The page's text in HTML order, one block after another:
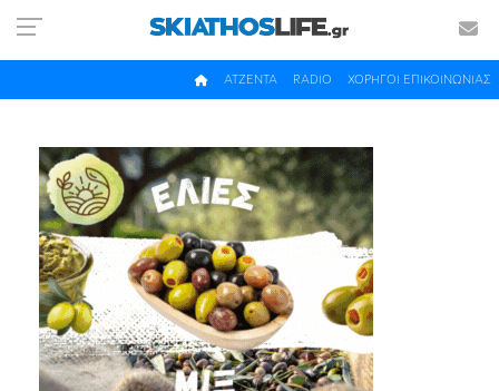
ΧΟΡΗΓΟΙ ΕΠΙΚΟΙΝΩΝΙΑΣ
RADIO
ΑΤΖΕΝΤΑ